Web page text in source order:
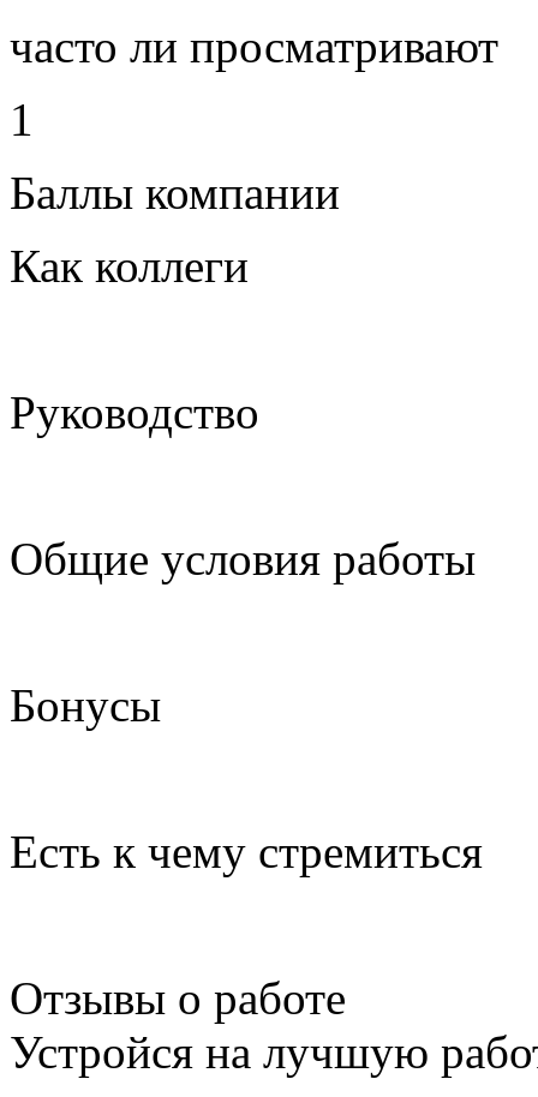
часто ли просматривают
1
Баллы компании
Как коллеги
Руководство
Общие условия работы
Бонусы
Есть к чему стремиться
Отзывы о работе
Устройся на лучшую